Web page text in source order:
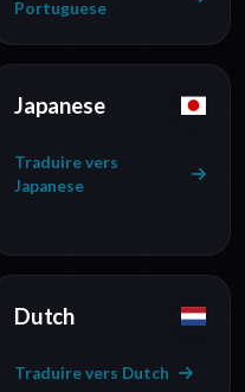
Portuguese
Japanese
Traduire vers
Japanese
Dutch
Traduire vers Dutch